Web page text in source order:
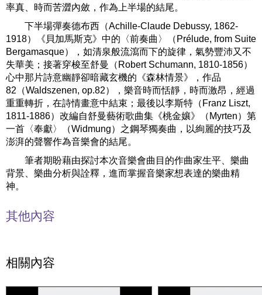
率真、時而苦澀內斂，作為上半場的結尾。
下半場彈奏德布西（Achille-Claude Debussy, 1862-
1918）《貝加馬斯克》中的〈前奏曲〉（Prélude, from Suite
Bergamasque），如清泉般流瀉而下的旋律，氣勢豐沛又不
失華美；接著穿梭至舒曼（Robert Schumann, 1810-1856）
心中那片詩意幽靜卻暗藏玄機的《森林情景》，作品
82（Waldszenen, op.82），樂音時而恬靜，時而激昂，經過
重重轉折，在詩情畫意中結束；最後以李斯特（Franz Liszt,
1811-1886）改編自舒曼藝術歌曲集《桃金孃》（Myrten）第
一首〈奉獻〉（Widmung）之鋼琴獨奏曲，以絢麗的技巧及
澎湃的聲響作為音樂會的結尾。
筆者期盼藉由探討本次音樂會曲目的作曲家生平、樂曲
背景、樂曲分析與詮釋，進而掌握音樂家想表達的樂曲精
神。
其他內容
相關內容